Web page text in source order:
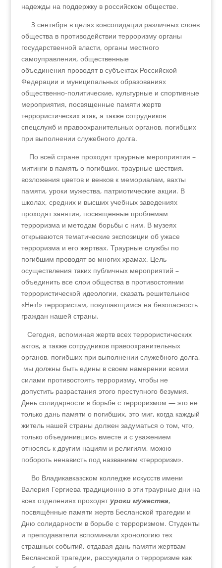
надежды на поддержку в российском обществе.
3 сентября в целях консолидации различных слоев
общества в противодействии терроризму органы
государственной власти, органы местного
самоуправления, общественные
объединения проводят в субъектах Российской
Федерации и муниципальных образованиях
общественно-политические, культурные и спортивные
мероприятия, посвященные памяти жертв
террористических атак, а также сотрудников
спецслужб и правоохранительных органов, погибших
при выполнении служебного долга.
По всей стране проходят траурные мероприятия –
митинги в память о погибших, траурные шествия,
возложения цветов и венков к мемориалам, вахты
памяти, уроки мужества, патриотические акции. В
школах, средних и высших учебных заведениях
проходят занятия, посвященные проблемам
терроризма и методам борьбы с ним. В музеях
открываются тематические экспозиции об ужасе
терроризма и его жертвах. Траурные службы по
погибшим проводят во многих храмах. Цель
осуществления таких публичных мероприятий –
объединить все слои общества в противостоянии
террористической идеологии, сказать решительное
«Нет!» террористам, покушающимся на безопасность
граждан нашей страны.
Сегодня, вспоминая жертв всех террористических
актов, а также сотрудников правоохранительных
органов, погибших при выполнении служебного долга,
мы должны быть едины в своем намерении всеми
силами противостоять терроризму, чтобы не
допустить разрастания этого преступного безумия.
День солидарности в борьбе с терроризмом — это не
только дань памяти о погибших, это миг, когда каждый
житель нашей страны должен задуматься о том, что,
только объединившись вместе и с уважением
относясь к другим нациям и религиям, можно
побороть ненависть под названием «терроризм».
Во Владикавказском колледже искусств имени
Валерия Гергиева традиционно в эти траурные дни на
всех отделениях проходят уроки мужества,
посвящённые памяти жертв Бесланской трагедии и
Дню солидарности в борьбе с терроризмом. Студенты
и преподаватели вспоминали хронологию тех
страшных событий, отдавая дань памяти жертвам
Бесланской трагедии, рассуждали о терроризме как